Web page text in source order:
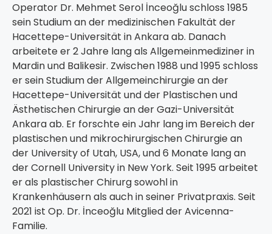
Operator Dr. Mehmet Serol İnceoğlu schloss 1985
sein Studium an der medizinischen Fakultät der
Hacettepe-Universität in Ankara ab. Danach
arbeitete er 2 Jahre lang als Allgemeinmediziner in
Mardin und Balikesir. Zwischen 1988 und 1995 schloss
er sein Studium der Allgemeinchirurgie an der
Hacettepe-Universität und der Plastischen und
Ästhetischen Chirurgie an der Gazi-Universität
Ankara ab. Er forschte ein Jahr lang im Bereich der
plastischen und mikrochirurgischen Chirurgie an
der University of Utah, USA, und 6 Monate lang an
der Cornell University in New York. Seit 1995 arbeitet
er als plastischer Chirurg sowohl in
Krankenhäusern als auch in seiner Privatpraxis. Seit
2021 ist Op. Dr. İnceoğlu Mitglied der Avicenna-
Familie.